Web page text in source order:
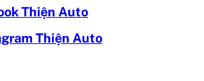
Thiện Auto
Thiện Auto